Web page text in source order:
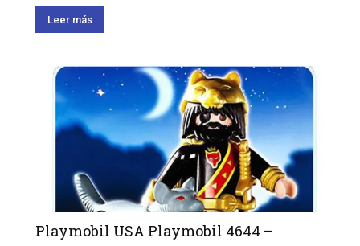
Leer más
Playmobil USA Playmobil 4644 –